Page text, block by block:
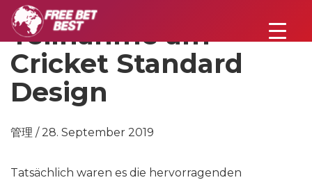
Teilnahme am
Cricket Standard
Design
管理 / 28. September 2019
Tatsächlich waren es die hervorragenden